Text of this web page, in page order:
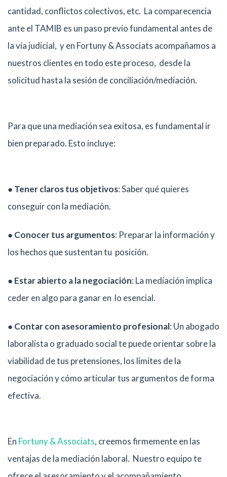
cantidad, conflictos colectivos, etc. La comparecencia
ante el TAMIB es un paso previo fundamental antes de
la vía judicial, y en Fortuny & Associats acompañamos a
nuestros clientes en todo este proceso, desde la
solicitud hasta la sesión de conciliación/mediación.
Para que una mediación sea exitosa, es fundamental ir
bien preparado. Esto incluye:
● Tener claros tus objetivos: Saber qué quieres
conseguir con la mediación.
● Conocer tus argumentos: Preparar la información y
los hechos que sustentan tu posición.
● Estar abierto a la negociación: La mediación implica
ceder en algo para ganar en lo esencial.
● Contar con asesoramiento profesional: Un abogado
laboralista o graduado social te puede orientar sobre la
viabilidad de tus pretensiones, los límites de la
negociación y cómo articular tus argumentos de forma
efectiva.
En Fortuny & Associats, creemos firmemente en las
ventajas de la mediación laboral. Nuestro equipo te